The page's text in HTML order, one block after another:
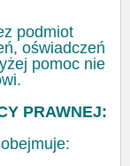
podmiot
oświadczeń
pomoc nie
PRAWNEJ: